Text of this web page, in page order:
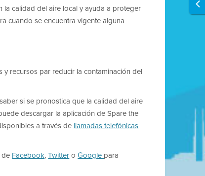
la calidad del aire local y ayuda a proteger
cuando se encuentra vigente alguna
recursos par reducir la contaminación del
si se pronostica que la calidad del aire
descargar la aplicación de Spare the
a través de llamadas telefónicas
Facebook,TwitteroGoogle para